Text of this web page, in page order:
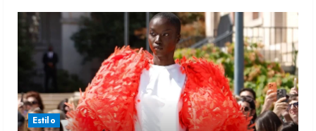
2
3
Renata Caixeta assume Movimento
Sou de Algodão
5 de agosto de 2026
Estilo